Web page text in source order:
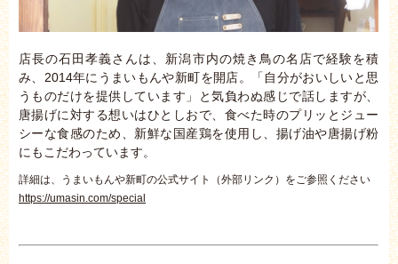
店長の石田孝義さんは、新潟市内の焼き鳥の名店で経験を積
み、2014年にうまいもんや新町を開店。「自分がおいしいと思
うものだけを提供しています」と気負わぬ感じで話しますが、
唐揚げに対する想いはひとしおで、食べた時のプリッとジュー
シーな食感のため、新鮮な国産鶏を使用し、揚げ油や唐揚げ粉
にもこだわっています。
詳細は、うまいもんや新町の公式サイト（外部リンク）をご参照ください
https://umasin.com/special